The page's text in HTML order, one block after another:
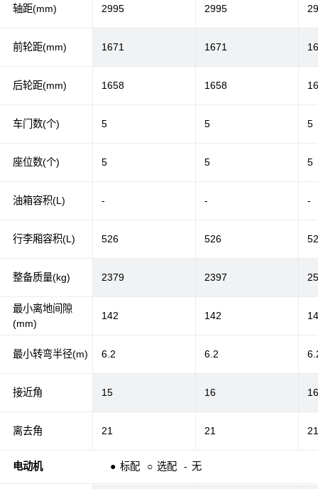
轴距(mm)
前轮距(mm)
后轮距(mm)
车门数(个)
座位数(个)
油箱容积(L)
行李厢容积(L)
整备质量(kg)
最小离地间隙
(mm)
最小转弯半径(m)
接近角
离去角
电动机 ● 标配 ○ 选配 - 无
2995 2995
1671 1671
1658 1658
5 5 5
5 5 5
- - -
526 526
2379 2397
142 142
6.2 6.2
15 16
21 21